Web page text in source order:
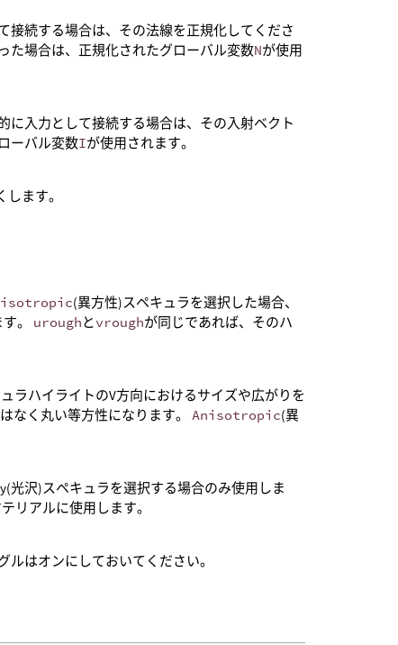
接続する場合は、その法線を正規化してくださ
た場合は、正規化されたグローバル変数Nが使用
に入力として接続する場合は、その入射ベクト
ーバル変数Iが使用されます。
ます。
(異方性)スペキュラを選択した場合、
。 uroughと vroughが同じであれば、そのハ
ラハイライトのV方向におけるサイズや広がりを
なく丸い等方性になります。 Anisotropic(異
光沢)スペキュラを選択する場合のみ使用しま
リアルに使用します。
はオンにしておいてください。